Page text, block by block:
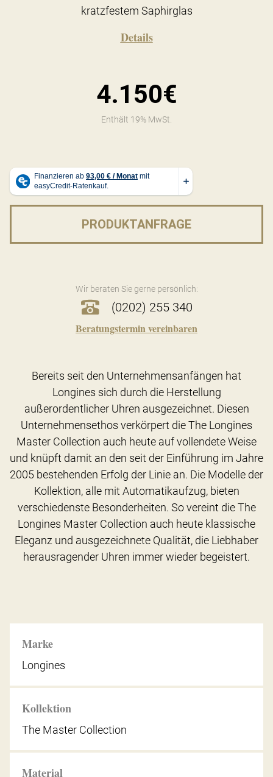
kratzfestem Saphirglas
Details
4.150€
Enthält 19% MwSt.
PRODUKTANFRAGE
Wir beraten Sie gerne persönlich:
(0202) 255 340
Beratungstermin vereinbaren
Marke
Longines
Kollektion
The Master Collection
Material
Bereits seit den Unternehmensanfängen hat
Longines sich durch die Herstellung
außerordentlicher Uhren ausgezeichnet. Diesen
Unternehmensethos verkörpert die The Longines
Master Collection auch heute auf vollendete Weise
und knüpft damit an den seit der Einführung im Jahre
2005 bestehenden Erfolg der Linie an. Die Modelle der
Kollektion, alle mit Automatikaufzug, bieten
verschiedenste Besonderheiten. So vereint die The
Longines Master Collection auch heute klassische
Eleganz und ausgezeichnete Qualität, die Liebhaber
herausragender Uhren immer wieder begeistert.